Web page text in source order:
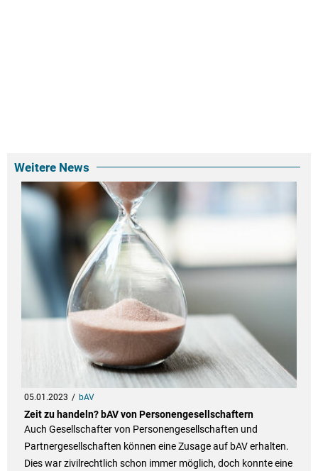
Weitere News
05.01.2023 bAV
Zeit zu handeln? bAV von Personengesellschaftern
Auch Gesellschafter von Personengesellschaften und
Partnergesellschaften können eine Zusage auf bAV erhalten.
Dies war zivilrechtlich schon immer möglich, doch konnte eine